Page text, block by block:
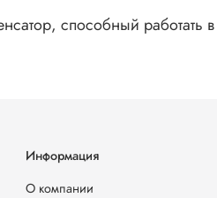
способный
Информация
О компании